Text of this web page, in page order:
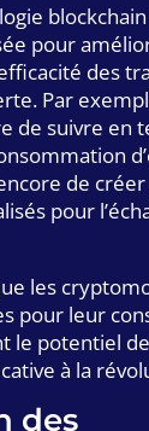
pour
des
Par
de suivre en
de
pour
les
pour leur
le potentiel
à la
des